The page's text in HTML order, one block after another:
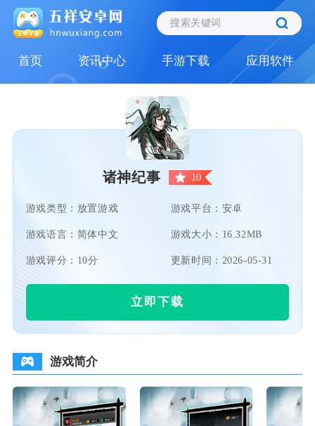
首页 资讯中心 手游下载 应用软件
诸神纪事 10
游戏类型：放置游戏 游戏平台：安卓
游戏语言：简体中文 游戏大小：16.32MB
游戏评分：10分 更新时间：2026-05-31
立即下载
游戏简介